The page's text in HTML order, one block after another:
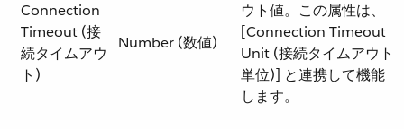
Connection
Timeout (接
続タイムアウ
ト)
Number (数値)
ウト値。この属性は、
[Connection Timeout
Unit (接続タイムアウト
単位)] と連携して機能
します。